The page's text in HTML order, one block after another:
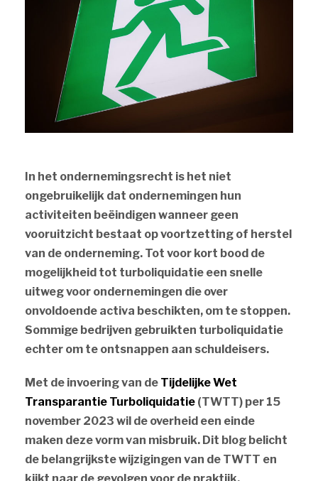
In het ondernemingsrecht is het niet
ongebruikelijk dat ondernemingen hun
activiteiten beëindigen wanneer geen
vooruitzicht bestaat op voortzetting of herstel
van de onderneming. Tot voor kort bood de
mogelijkheid tot turboliquidatie een snelle
uitweg voor ondernemingen die over
onvoldoende activa beschikten, om te stoppen.
Sommige bedrijven gebruikten turboliquidatie
echter om te ontsnappen aan schuldeisers.
Met de invoering van de Tijdelijke Wet
Transparantie Turboliquidatie (TWTT) per 15
november 2023 wil de overheid een einde
maken deze vorm van misbruik. Dit blog belicht
de belangrijkste wijzigingen van de TWTT en